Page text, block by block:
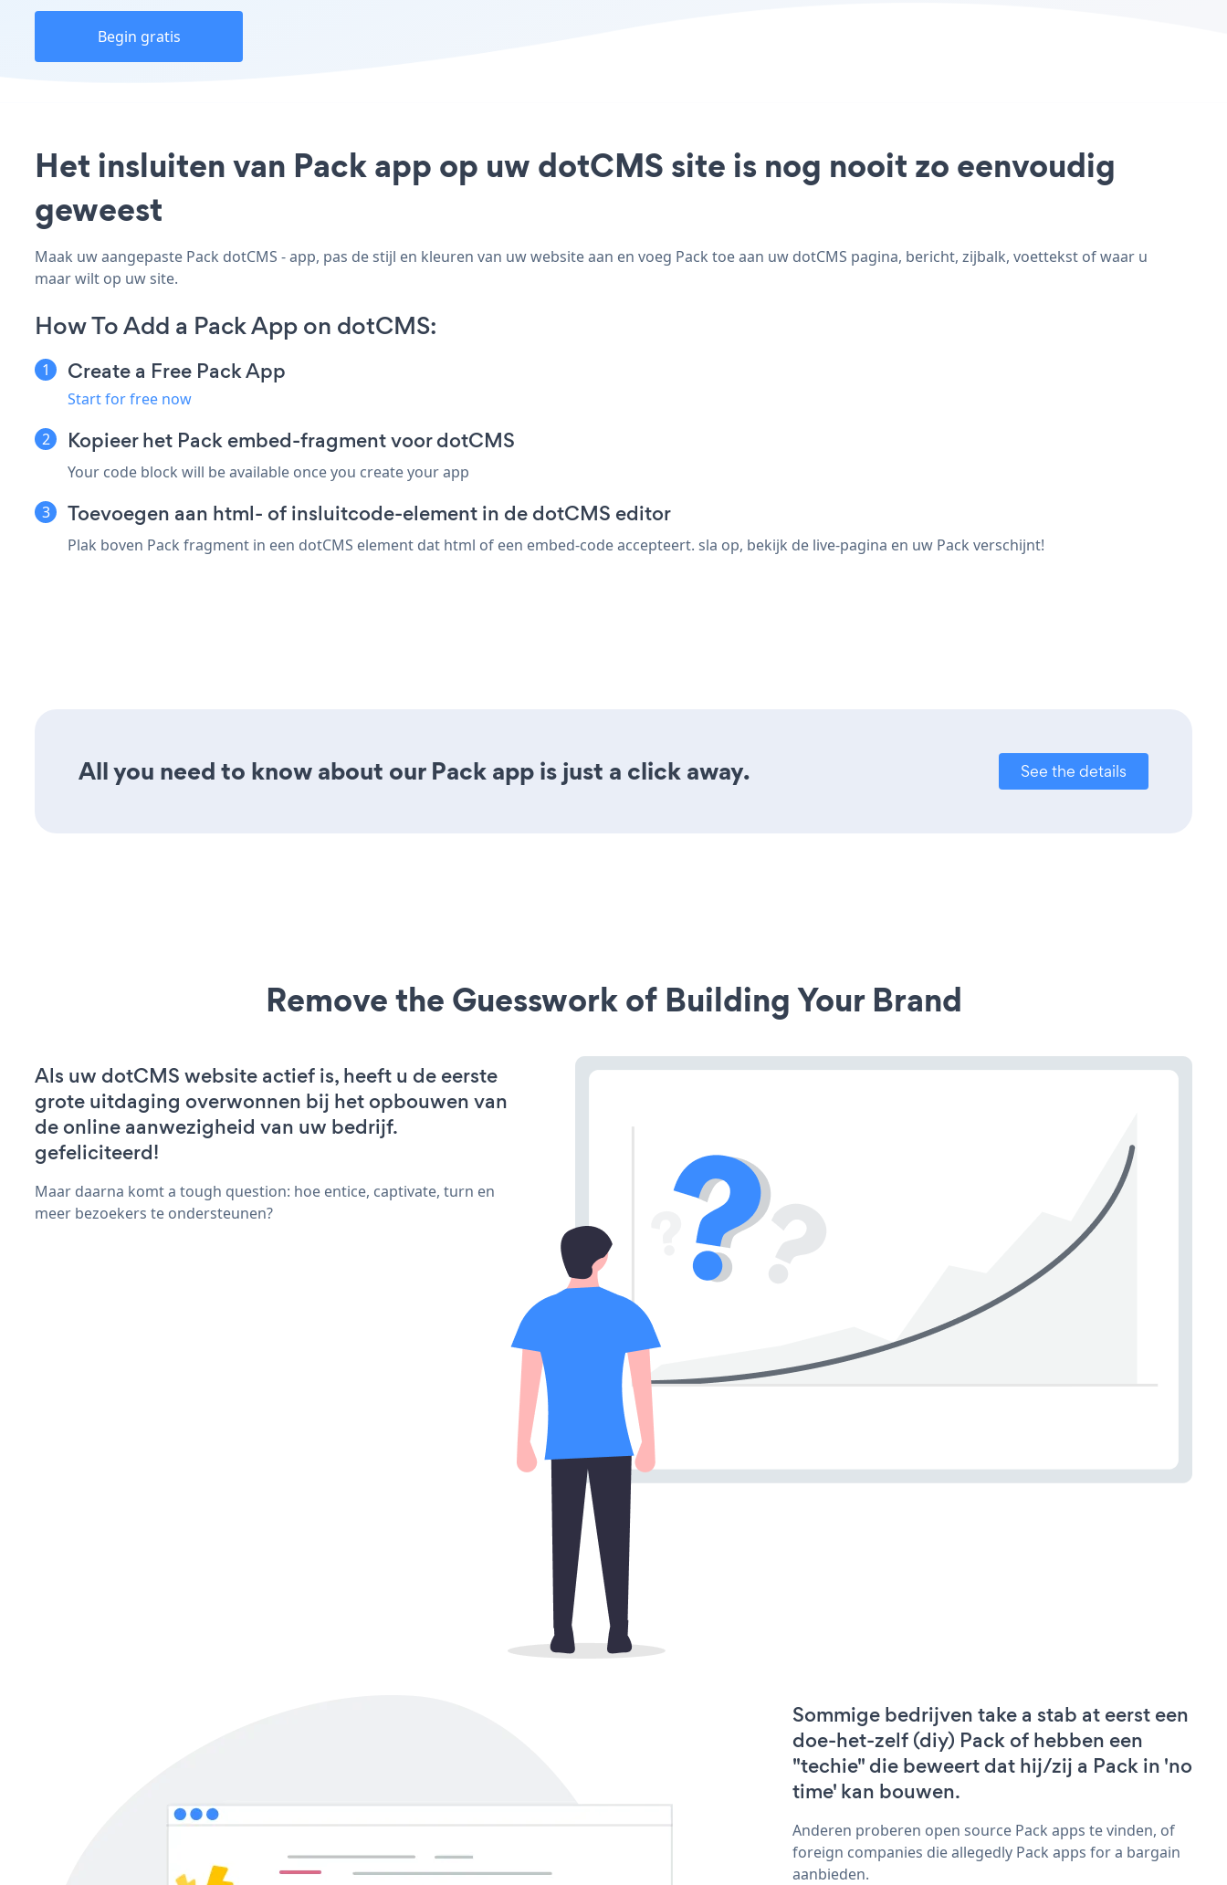
Begin gratis
Het insluiten van Pack app op uw dotCMS site is nog nooit zo eenvoudig
geweest
Maak uw aangepaste Pack dotCMS - app, pas de stijl en kleuren van uw website aan en voeg Pack toe aan uw dotCMS pagina, bericht, zijbalk, voettekst of waar u
maar wilt op uw site.
How To Add a Pack App on dotCMS:
Create a Free Pack App
Start for free now
Kopieer het Pack embed-fragment voor dotCMS
Your code block will be available once you create your app
Toevoegen aan html- of insluitcode-element in de dotCMS editor
Plak boven Pack fragment in een dotCMS element dat html of een embed-code accepteert. sla op, bekijk de live-pagina en uw Pack verschijnt!
All you need to know about our Pack app is just a click away. See the details
Remove the Guesswork of Building Your Brand
Als uw dotCMS website actief is, heeft u de eerste
grote uitdaging overwonnen bij het opbouwen van
de online aanwezigheid van uw bedrijf.
gefeliciteerd!
Maar daarna komt a tough question: hoe entice, captivate, turn en
meer bezoekers te ondersteunen?
Sommige bedrijven take a stab at eerst een
doe-het-zelf (diy) Pack of hebben een
"techie" die beweert dat hij/zij a Pack in 'no
time' kan bouwen.
Anderen proberen open source Pack apps te vinden, of
foreign companies die allegedly Pack apps for a bargain
aanbieden.